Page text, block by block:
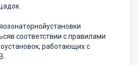
соответствии с правилами
работающих с